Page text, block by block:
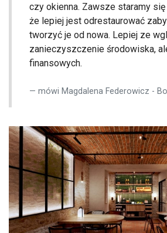
czy okienna. Zawsze staramy
że lepiej jest odrestaurować
tworzyć je od nowa. Lepiej ze
zanieczyszczenie środowiska,
finansowych.
mówi Magdalena Federowicz -